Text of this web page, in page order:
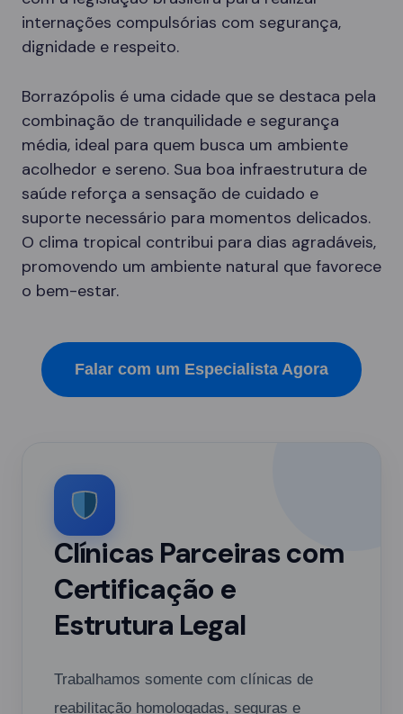
internações compulsórias com segurança,
dignidade e respeito.
Borrazópolis é uma cidade que se destaca pela
combinação de tranquilidade e segurança
média, ideal para quem busca um ambiente
acolhedor e sereno. Sua boa infraestrutura de
saúde reforça a sensação de cuidado e
suporte necessário para momentos delicados.
O clima tropical contribui para dias agradáveis,
promovendo um ambiente natural que favorece
o bem-estar.
Falar com um Especialista Agora
Clínicas Parceiras com
Certificação e
Estrutura Legal
Trabalhamos somente com clínicas de
reabilitação homologadas, seguras e